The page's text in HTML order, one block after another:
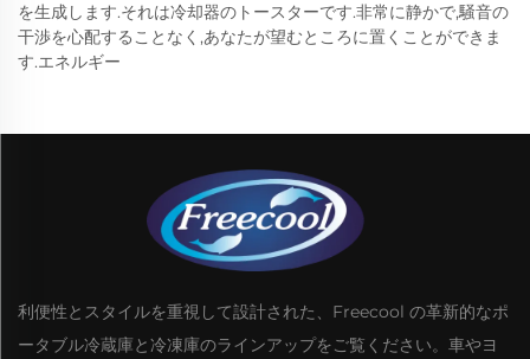
を生成します.それは冷却器のトースターです.非常に静かで,騒音の
干渉を心配することなく,あなたが望むところに置くことができま
す.エネルギー
利便性とスタイルを重視して設計された、Freecool の革新的なポ
ータブル冷蔵庫と冷凍庫のラインアップをご覧ください。車やヨ